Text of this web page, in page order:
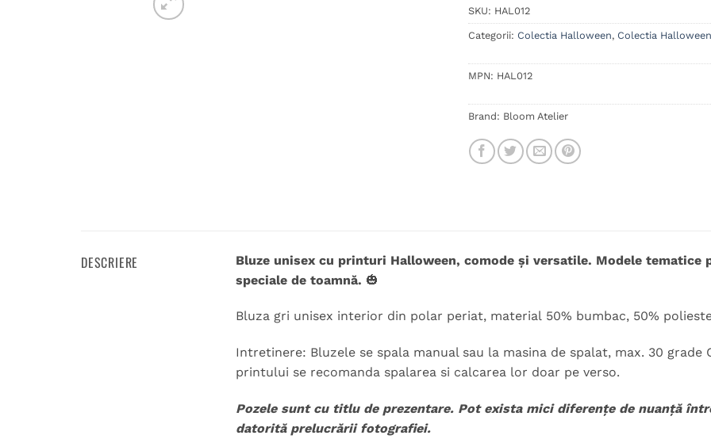
SKU: HAL012
Categorii: Colectia Halloween, Colectia Halloween
MPN: HAL012
Brand: Bloom Atelier
DESCRIERE
Bluze unisex cu printuri Halloween, comode și versatile. Modele tematice
speciale de toamnă. 🎃
Bluza gri unisex interior din polar periat, material 50% bumbac, 50%
Intretinere: Bluzele se spala manual sau la masina de spalat, max. 30
printului se recomanda spalarea si calcarea lor doar pe verso.
Pozele sunt cu titlu de prezentare. Pot exista mici diferențe de nuanță
datorită prelucrării fotografiei.